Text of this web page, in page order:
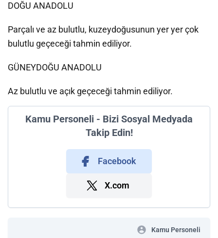
DOĞU ANADOLU
Parçalı ve az bulutlu, kuzeydoğusunun yer yer çok
bulutlu geçeceği tahmin ediliyor.
GÜNEYDOĞU ANADOLU
Az bulutlu ve açık geçeceği tahmin ediliyor.
Kamu Personeli - Bizi Sosyal Medyada
Takip Edin!
Facebook
X.com
Kamu Personeli